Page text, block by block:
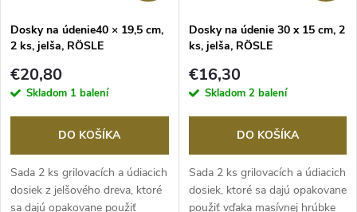
e
p
r
o
d
s
p
r
d
Dosky na údenie40 × 19,5 cm,
2 ks, jelša, RÖSLE
€20,80
Skladom 1 balení
DO KOŠÍKA
Sada 2 ks grilovacích a údiacich
dosiek z jelšového dreva, ktoré
sa dajú opakovane použiť
Dosky na údenie 30 x 15 cm, 2
ks, jelša, RÖSLE
€16,30
Skladom 2 balení
DO KOŠÍKA
Sada 2 ks grilovacích a údiacich
dosiek, ktoré sa dajú opakovane
použiť vďaka masívnej hrúbke